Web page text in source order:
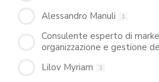
Alessandro Manuli 1
Consulente esperto di
organizzazione e gestione
Lilov Myriam 1